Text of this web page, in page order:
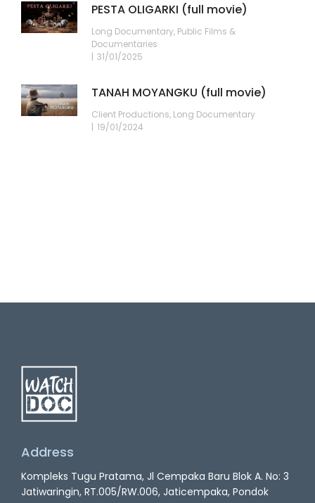
PESTA OLIGARKI (full movie)
Long Documentary, Public Films &
Documentaries
31/01/2025
TANAH MOYANGKU (full movie)
Client Productions, Long Documentary
19/01/2024
Address
Kompleks Tugu Pratama, Jl Cempaka Baru Blok A. No: 3
Jatiwaringin, RT.005/RW.006, Jaticempaka, Pondok